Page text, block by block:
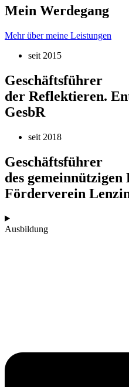
Mein Werdegang
Mehr über meine Leistungen
seit 2015
Geschäftsführer
der Reflektieren.
GesbR
seit 2018
Geschäftsführer
des gemeinnützigen
Förderverein
Ausbildung